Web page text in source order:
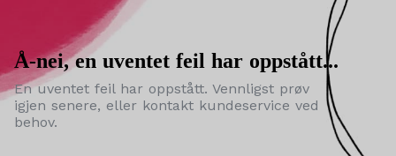
Å-nei, en uventet feil har oppstått...
En uventet feil har oppstått. Vennligst prøv
igjen senere, eller kontakt kundeservice ved
behov.